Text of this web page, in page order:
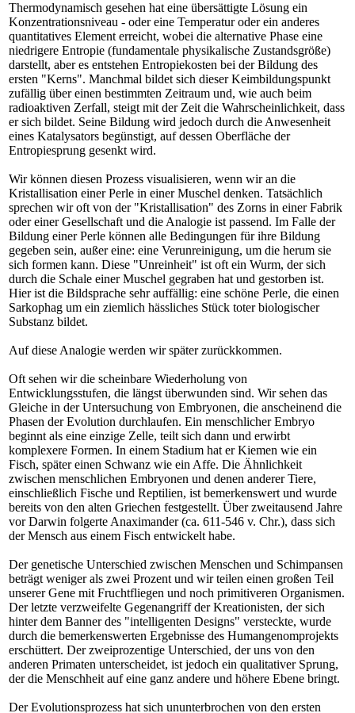
Thermodynamisch gesehen hat eine übersättigte Lösung ein
Konzentrationsniveau - oder eine Temperatur oder ein anderes
quantitatives Element erreicht, wobei die alternative Phase eine
niedrigere Entropie (fundamentale physikalische Zustandsgröße)
darstellt, aber es entstehen Entropiekosten bei der Bildung des
ersten "Kerns". Manchmal bildet sich dieser Keimbildungspunkt
zufällig über einen bestimmten Zeitraum und, wie auch beim
radioaktiven Zerfall, steigt mit der Zeit die Wahrscheinlichkeit, dass
er sich bildet. Seine Bildung wird jedoch durch die Anwesenheit
eines Katalysators begünstigt, auf dessen Oberfläche der
Entropiesprung gesenkt wird.
Wir können diesen Prozess visualisieren, wenn wir an die
Kristallisation einer Perle in einer Muschel denken. Tatsächlich
sprechen wir oft von der "Kristallisation" des Zorns in einer Fabrik
oder einer Gesellschaft und die Analogie ist passend. Im Falle der
Bildung einer Perle können alle Bedingungen für ihre Bildung
gegeben sein, außer eine: eine Verunreinigung, um die herum sie
sich formen kann. Diese "Unreinheit" ist oft ein Wurm, der sich
durch die Schale einer Muschel gegraben hat und gestorben ist.
Hier ist die Bildsprache sehr auffällig: eine schöne Perle, die einen
Sarkophag um ein ziemlich hässliches Stück toter biologischer
Substanz bildet.
Auf diese Analogie werden wir später zurückkommen.
Oft sehen wir die scheinbare Wiederholung von
Entwicklungsstufen, die längst überwunden sind. Wir sehen das
Gleiche in der Untersuchung von Embryonen, die anscheinend die
Phasen der Evolution durchlaufen. Ein menschlicher Embryo
beginnt als eine einzige Zelle, teilt sich dann und erwirbt
komplexere Formen. In einem Stadium hat er Kiemen wie ein
Fisch, später einen Schwanz wie ein Affe. Die Ähnlichkeit
zwischen menschlichen Embryonen und denen anderer Tiere,
einschließlich Fische und Reptilien, ist bemerkenswert und wurde
bereits von den alten Griechen festgestellt. Über zweitausend Jahre
vor Darwin folgerte Anaximander (ca. 611-546 v. Chr.), dass sich
der Mensch aus einem Fisch entwickelt habe.
Der genetische Unterschied zwischen Menschen und Schimpansen
beträgt weniger als zwei Prozent und wir teilen einen großen Teil
unserer Gene mit Fruchtfliegen und noch primitiveren Organismen.
Der letzte verzweifelte Gegenangriff der Kreationisten, der sich
hinter dem Banner des "intelligenten Designs" versteckte, wurde
durch die bemerkenswerten Ergebnisse des Humangenomprojekts
erschüttert. Der zweiprozentige Unterschied, der uns von den
anderen Primaten unterscheidet, ist jedoch ein qualitativer Sprung,
der die Menschheit auf eine ganz andere und höhere Ebene bringt.
Der Evolutionsprozess hat sich ununterbrochen von den ersten